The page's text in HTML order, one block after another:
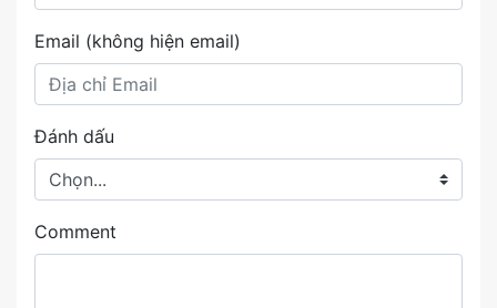
Email (không hiện email)
Đánh dấu
Comment